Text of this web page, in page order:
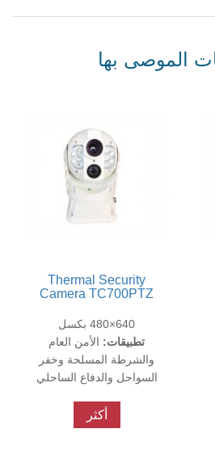
surface
temperature
of the
device, thus
الموصى بها
Thermal Security
Camera TC700PTZ
640×480 بكسل
تطبيقات: الأمن العام
والشرطة المسلحة وخفر
السواحل والدفاع الساحلي
أكثر